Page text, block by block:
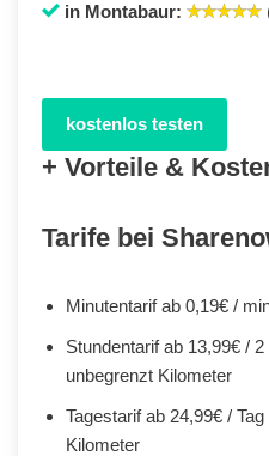
in Montabaur:
kostenlos testen
+ Vorteile &
Tarife bei
Minutentarif ab 0,19€ /
Stundentarif ab 13,99€ /
unbegrenzt Kilometer
Tagestarif ab 24,99€ /
Kilometer